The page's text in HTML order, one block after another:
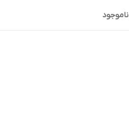
ناموجود